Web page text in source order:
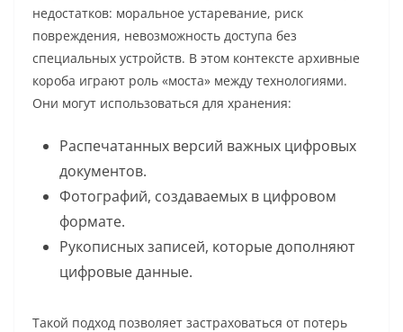
недостатков: моральное устаревание, риск
повреждения, невозможность доступа без
специальных устройств. В этом контексте архивные
короба играют роль «моста» между технологиями.
Они могут использоваться для хранения:
Распечатанных версий важных цифровых
документов.
Фотографий, создаваемых в цифровом
формате.
Рукописных записей, которые дополняют
цифровые данные.
Такой подход позволяет застраховаться от потерь